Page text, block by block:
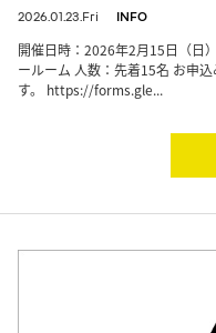
2026.01.23.Fri INFO
開催日時：2026年2月15日（日
ールーム 人数：先着15名 お申
す。 https://forms.gle...